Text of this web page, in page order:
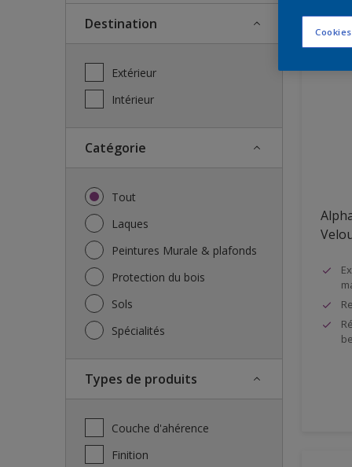
Destination
Extérieur
Intérieur
Catégorie
Tout
Laques
Peintures Murale & plafonds
Protection du bois
Sols
Spécialités
Types de produits
Couche d'ahérence
Finition